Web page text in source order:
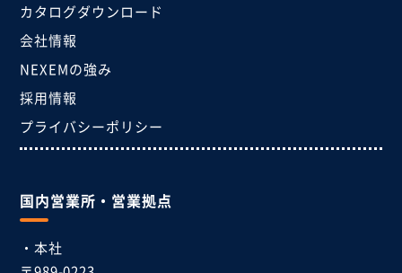
カタログダウンロード
会社情報
NEXEMの強み
採用情報
プライバシーポリシー
国内営業所・営業拠点
・本社